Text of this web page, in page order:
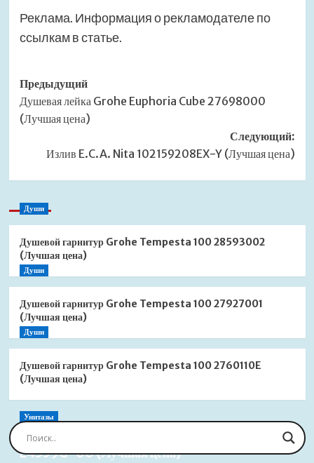
Реклама. Информация о рекламодателе по
ссылкам в статье.
Навигация
записи
Предыдущий
Душевая лейка Grohe Euphoria Cube 27698000
(Лучшая цена)
Следующий:
Излив E.C.A. Nita 102159208EX-Y (Лучшая цена)
Души
Душевой гарнитур Grohe Tempesta 100 28593002
(Лучшая цена)
Души
Душевой гарнитур Grohe Tempesta 100 27927001
(Лучшая цена)
Души
Душевой гарнитур Grohe Tempesta 100 2760110E
(Лучшая цена)
Унитазы
Сиденье для унитаза Jacob Delafon Brive
E4359G-00 (Лучшая цена)